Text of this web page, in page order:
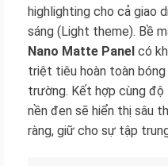
highlighting cho cả giao
sáng (Light theme). Bề
Nano Matte Panel có
triệt tiêu hoàn toàn
trường. Kết hợp cùng
nền đen sẽ hiển thị sâu
ràng, giữ cho sự tập